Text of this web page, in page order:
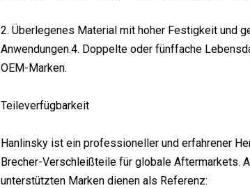
2. Überlegenes Material mit hoher Festigkeit und
Anwendungen.4. Doppelte oder fünffache
OEM-Marken.
Teileverfügbarkeit
Hanlinsky ist ein professioneller und erfahrener
Brecher-Verschleißteile für globale Aftermarkets.
unterstützten Marken dienen als Referenz: